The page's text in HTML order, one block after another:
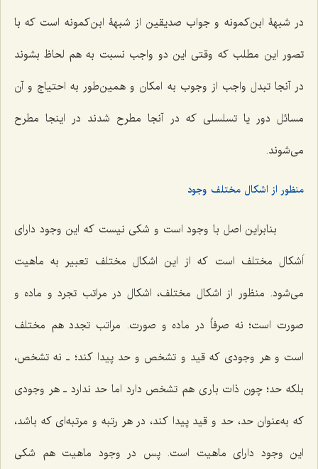
در شبهۀ ابن‌کمونه و جواب صدیقین از شبهۀ ابن‌کمونه است که با
تصور این مطلب که وقتی این دو واجب نسبت به هم لحاظ بشوند
در آنجا تبدل واجب از وجوب به امکان و همین‌طور به احتیاج و آن
مسائل دور یا تسلسلی که در آنجا مطرح شدند در اینجا مطرح
می‌شوند.
منظور از اشکال مختلف وجود
بنابراین اصل با وجود است و شکی نیست که این وجود دارای
اَشکال مختلف است که از این اشکال مختلف تعبیر به ماهیت
می‌شود. منظور از اشکال مختلف، اشکال در مراتب تجرد و ماده و
صورت است؛ نه صرفاً در ماده و صورت. مراتب تجدد هم مختلف
است و هر وجودی که قید و تشخص و حد پیدا کند؛ ـ نه تشخص،
بلکه حد؛ چون ذات باری هم تشخص دارد اما حد ندارد ـ هر وجودی
که به‌عنوان حد، حد و قید پیدا کند، در هر رتبه و مرتبه‌ای که باشد،
این وجود دارای ماهیت است. پس در وجود ماهیت هم شکی